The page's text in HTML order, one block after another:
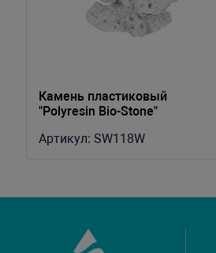
Камень пластиковый
"Polyresin Bio-Stone"
Артикул: SW118W